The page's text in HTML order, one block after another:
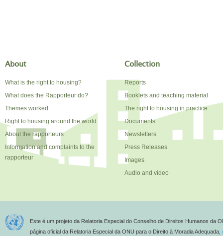
About
What is the right to housing?
What does the Rapporteur do?
Themes worked
Right to housing around the world
About the rapporteurs
Information and complaints to the
rapporteur
Collection
Reports
Booklets and teaching material
The right to housing in practice
Documents
Newsletters
Press Releases
Images
Audio and video
Este é um projeto da Relatoria Especial do Conselho de Direitos Humanos da
página oficial da Relatoria Especial da ONU para o Direito à Moradia Adequada,